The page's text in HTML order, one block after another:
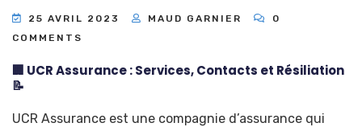
25 AVRIL 2023 MAUD GARNIER
0
COMMENTS
🏢 UCR Assurance : Services, Contacts et Résiliation
📝
UCR Assurance est une compagnie d’assurance qui